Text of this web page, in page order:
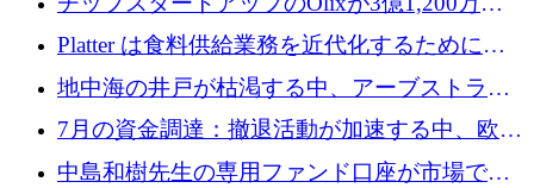
ルを調達、Mobilizeが投資部門を立ち上げ、7
月の資金調達を詳しく調査
Platter は食料供給業務を近代化するために
Verb Ventures から追加資金を調達
地中海の井戸が枯渇する中、アーブストラ社
は空気から飲料水を作る機械を発売
7月の資金調達：撤退活動が加速する中、欧州
の新興企業が86億ユーロを確保
中島和樹先生の専用ファンド口座が市場で高